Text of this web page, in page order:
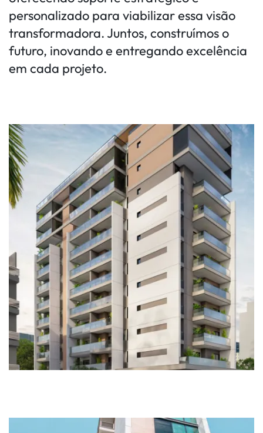
personalizado para viabilizar essa visão
transformadora. Juntos, construímos o
futuro, inovando e entregando excelência
em cada projeto.